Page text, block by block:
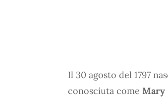
Il 30 agosto del 1797
conosciuta come Mary